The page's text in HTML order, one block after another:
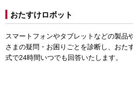
おたすけロボット
スマートフォンやタブレットなどの製品
さまの疑問・お困りごとを診断し、おた
式で24時間いつでも回答いたします。